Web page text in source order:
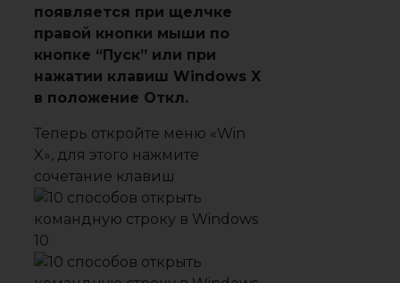
появляется при щелчке
правой кнопки мыши по
кнопке “Пуск” или при
нажатии клавиш Windows X
в положение Откл.
Теперь откройте меню «Win
X», для этого нажмите
сочетание клавиш